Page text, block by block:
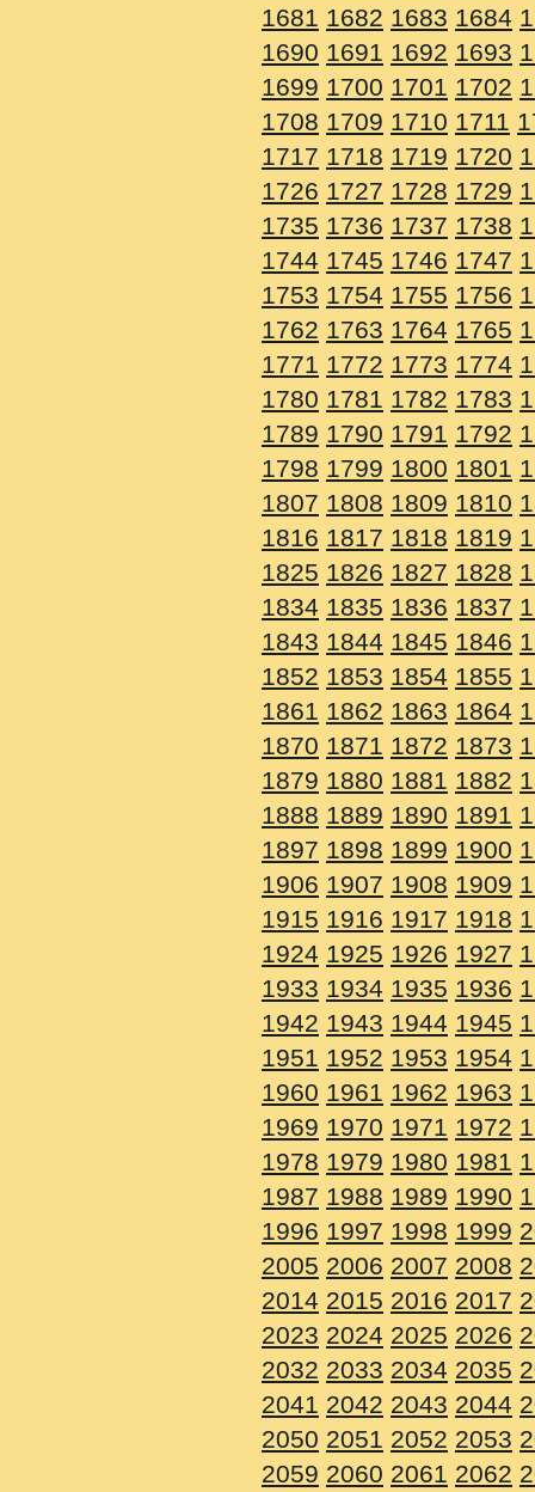
1681 1682 1683 1684
1690 1691 1692 1693
1699 1700 1701 1702
1708 1709 1710 1711
1717 1718 1719 1720
1726 1727 1728 1729
1735 1736 1737 1738
1744 1745 1746 1747
1753 1754 1755 1756
1762 1763 1764 1765
1771 1772 1773 1774
1780 1781 1782 1783
1789 1790 1791 1792
1798 1799 1800 1801
1807 1808 1809 1810
1816 1817 1818 1819
1825 1826 1827 1828
1834 1835 1836 1837
1843 1844 1845 1846
1852 1853 1854 1855
1861 1862 1863 1864
1870 1871 1872 1873
1879 1880 1881 1882
1888 1889 1890 1891
1897 1898 1899 1900
1906 1907 1908 1909
1915 1916 1917 1918
1924 1925 1926 1927
1933 1934 1935 1936
1942 1943 1944 1945
1951 1952 1953 1954
1960 1961 1962 1963
1969 1970 1971 1972
1978 1979 1980 1981
1987 1988 1989 1990
1996 1997 1998 1999
2005 2006 2007 2008
2014 2015 2016 2017
2023 2024 2025 2026
2032 2033 2034 2035
2041 2042 2043 2044
2050 2051 2052 2053
2059 2060 2061 2062